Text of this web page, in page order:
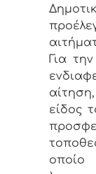
Για
είδος